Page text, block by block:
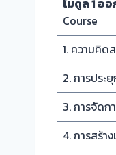
โมดูล 1 อ
Course
1. ความคิ
2. การปร
3. การจัด
4. การสร้า